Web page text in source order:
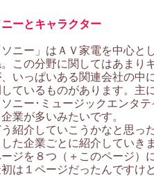
ーとキャラクター
ニー」はＡＶ家電を中心と
この分野に関してはあまり
いっぱいある関連会社の中
ているものがあります。主
ニー･ミュージックエンタ
業が多いみたいです。
紹介していこうかなと思っ
た企業ごとに紹介していき
ジを８つ（＋このページ）
は１ページだったんですけ